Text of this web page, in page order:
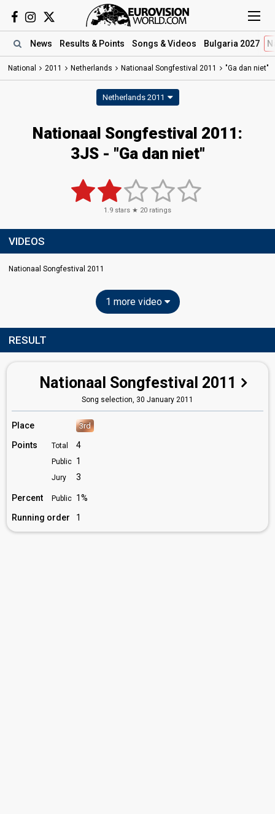
News Results & Points Songs & Videos Bulgaria 2027
National 2011 Netherlands Nationaal Songfestival 2011 "Ga dan niet"
Netherlands 2011
Nationaal Songfestival 2011:
3JS - "Ga dan niet"
1.9 stars ★ 20 ratings
VIDEOS
Nationaal Songfestival 2011
1 more video
RESULT
Nationaal Songfestival 2011
Song selection, 30 January 2011
Place 3rd
Points Total 4
Public 1
Jury 3
Percent Public 1%
Running order
1